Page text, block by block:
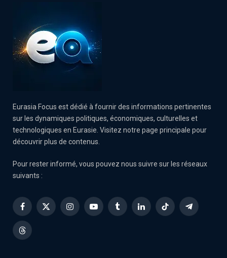
Eurasia Focus est dédié à fournir des informations pertinentes
sur les dynamiques politiques, économiques, culturelles et
technologiques en Eurasie. Visitez notre page principale pour
découvrir plus de contenus.
Pour rester informé, vous pouvez nous suivre sur les réseaux
suivants :
Facebook
X
InstagramYouTubeTumblrLinkedInTikTok Telegram
Threads